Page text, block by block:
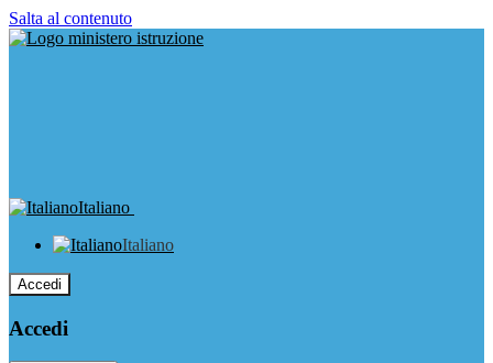
Salta al contenuto
Italiano
Italiano
Accedi
Accedi